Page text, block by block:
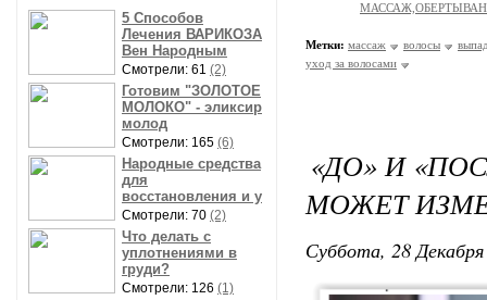
5 Способов
Лечения ВАРИКОЗА
Вен Народным
Смотрели: 61 (2)
Готовим "ЗОЛОТОЕ
МОЛОКО" - эликсир
молод
Смотрели: 165 (6)
Народные средства
для
восстановления и у
Смотрели: 70 (2)
Что делать с
уплотнениями в
груди?
Смотрели: 126 (1)
Метки: массаж волосы
уход за волосами
«ДО» И
МОЖЕТ
Суббота, 28